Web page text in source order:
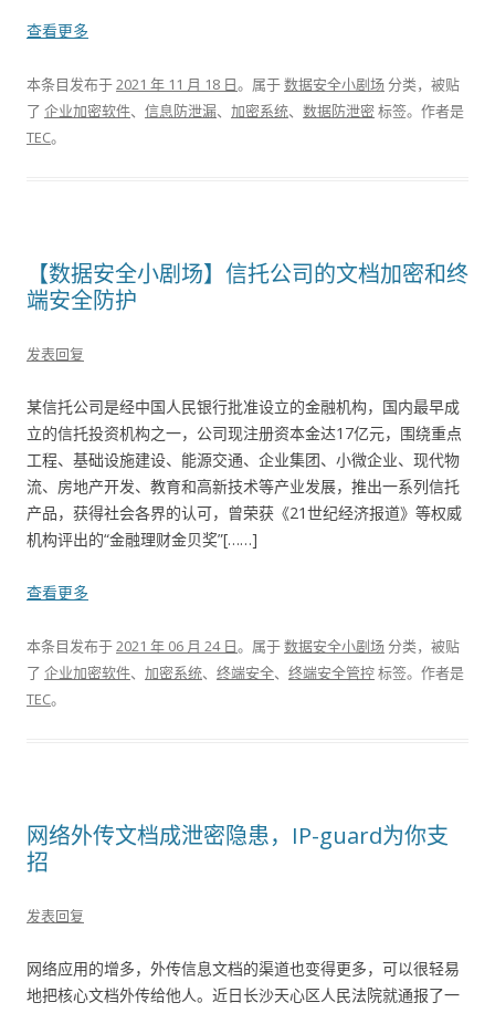
查看更多
本条目发布于2021 年 11 月 18 日。属于数据安全小剧场分类，被贴
了 企业加密软件、 信息防泄漏、 加密系统、 数据防泄密标签。 作者是
TEC。
【数据安全小剧场】信托公司的文档加密和终
端安全防护
发表回复
某信托公司是经中国人民银行批准设立的金融机构，国内最早成
立的信托投资机构之一，公司现注册资本金达17亿元，围绕重点
工程、基础设施建设、能源交通、企业集团、小微企业、现代物
流、房地产开发、教育和高新技术等产业发展，推出一系列信托
产品，获得社会各界的认可，曾荣获《21世纪经济报道》等权威
机构评出的“金融理财金贝奖”[……]
查看更多
本条目发布于2021 年 06 月 24 日。属于数据安全小剧场分类，被贴
了 企业加密软件、 加密系统、 终端安全、 终端安全管控标签。 作者是
TEC。
网络外传文档成泄密隐患，IP-guard为你支
招
发表回复
网络应用的增多，外传信息文档的渠道也变得更多，可以很轻易
地把核心文档外传给他人。近日长沙天心区人民法院就通报了一